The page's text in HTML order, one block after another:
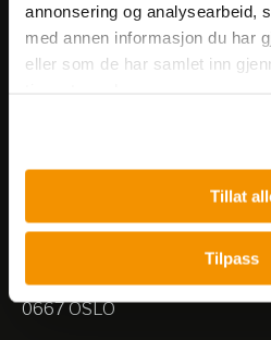
annonsering og analysearbeid,
med annen informasjon du har
eller som de har samlet inn
Tillat
Tilpass
Besøksadresse:
0667 OSLO
Nils Hansens vei 10
0667 OSLO